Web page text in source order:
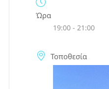
Ώρα
19:00 - 21:00
Τοποθεσία